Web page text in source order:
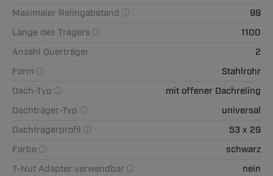
Maximaler Relingabstand
99
Länge des Trägers
1100
Anzahl Querträger
2
Form
Stahlrohr
Dach-Typ
mit offener Dachreling
Dachträger-Typ
universal
Dachträgerprofil
53 x 29
Farbe
schwarz
T-Nut Adapter verwendbar
nein